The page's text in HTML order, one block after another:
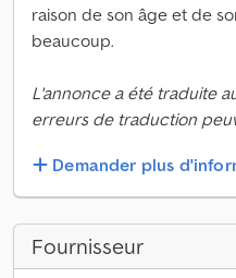
raison de son âge et de
beaucoup.
L'annonce a été traduite
erreurs de traduction
Demander plus
Fournisseur